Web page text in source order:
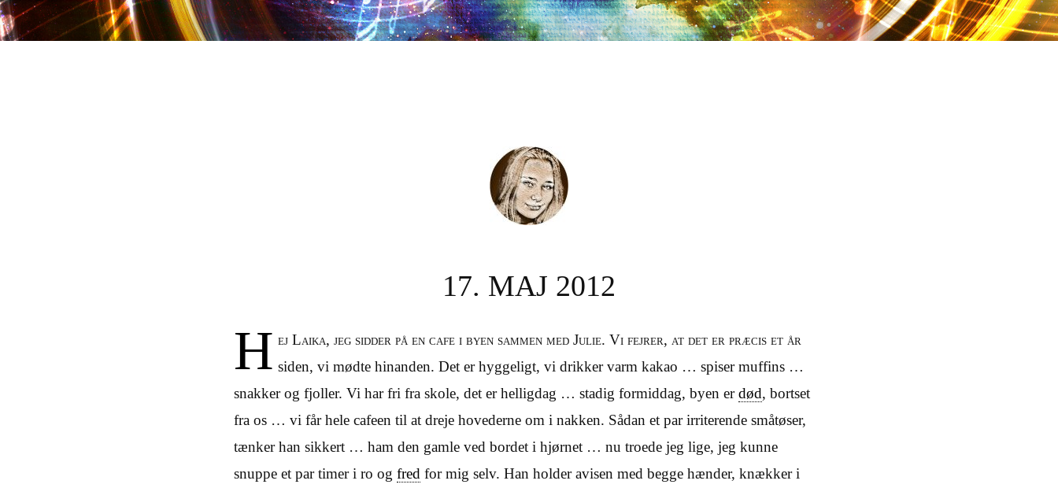
17. MAJ 2012
H ej Laika, jeg sidder på en cafe i byen sammen med Julie. Vi fejrer, at det er præcis et år
siden, vi mødte hinanden. Det er hyggeligt, vi drikker varm kakao … spiser muffins …
snakker og fjoller. Vi har fri fra skole, det er helligdag … stadig formiddag, byen erdød, bortset
fra os … vi får hele cafeen til at dreje hovederne om i nakken. Sådan et par irriterende småtøser,
tænker han sikkert … ham den gamle ved bordet i hjørnet … nu troede jeg lige, jeg kunne
snuppe et par timer i ro og fred for mig selv. Han holder avisen med begge hænder, knækker i